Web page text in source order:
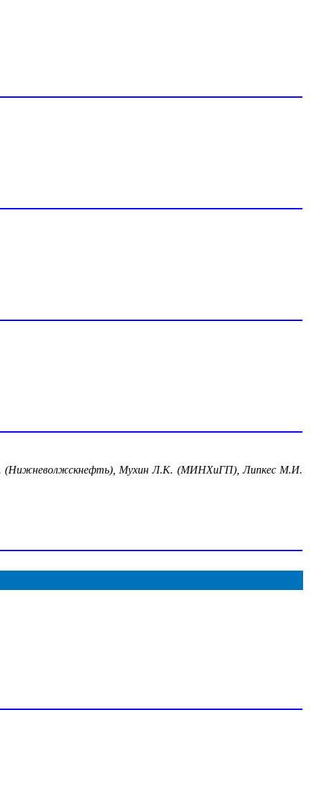
(Нижневолжскнефть), Мухин Л.К. (МИНХиГП), Липкес М.И.